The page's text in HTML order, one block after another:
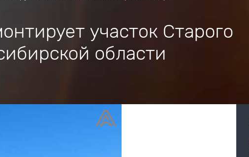
участок Старого
области